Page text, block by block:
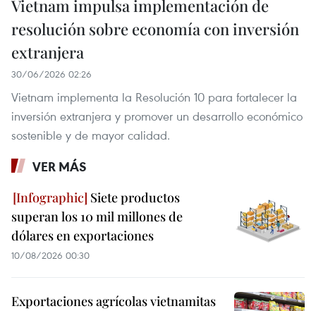
Vietnam impulsa implementación de
resolución sobre economía con inversión
extranjera
30/06/2026 02:26
Vietnam implementa la Resolución 10 para fortalecer la
inversión extranjera y promover un desarrollo económico
sostenible y de mayor calidad.
VER MÁS
Siete productos
superan los 10 mil millones de
dólares en exportaciones
10/08/2026 00:30
Exportaciones agrícolas vietnamitas